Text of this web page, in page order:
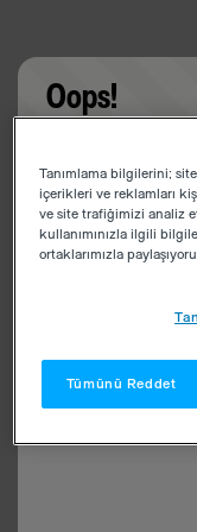
Oops!
app
Tanımlama bilgilerini;
içerikleri ve reklamları
ve site trafiğimizi analiz
kullanımınızla ilgili
ortaklarımızla
Tümünü Reddet